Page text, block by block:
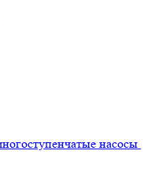
насосы